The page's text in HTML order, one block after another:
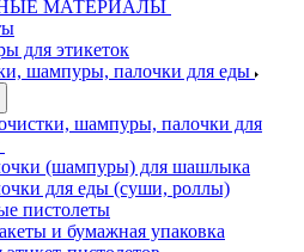
МАТЕРИАЛЫ
для этикеток
шампуры, палочки для еды
шампуры, палочки для
(шампуры) для шашлыка
для еды (суши, роллы)
пистолеты
и бумажная упаковка